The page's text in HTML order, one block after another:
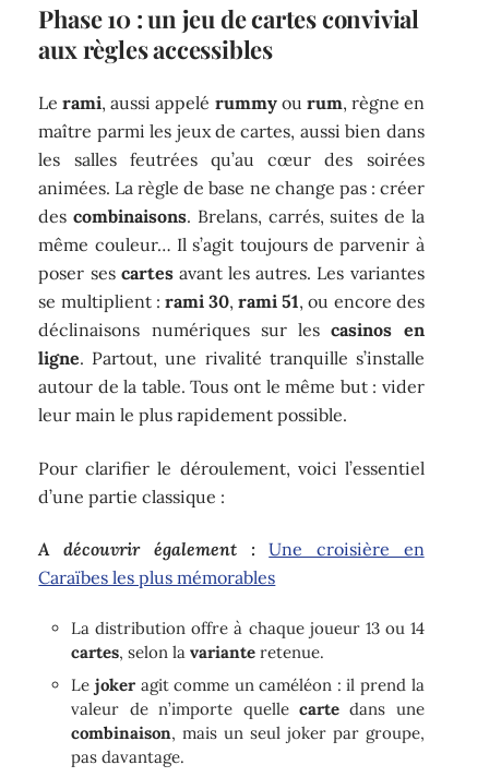
Phase 10 : un jeu de cartes convivial
aux règles accessibles
Lerami, aussi appelé rummyou rum, règne en
maître parmi les jeux de cartes, aussi bien dans
les salles feutrées qu’au cœur des soirées
animées. La règle de base ne change pas : créer
descombinaisons. Brelans, carrés, suites de la
même couleur… Il s’agit toujours de parvenir à
poser ses cartesavant les autres. Les variantes
se multiplient : rami 30,rami 51, ou encore des
déclinaisons numériques sur lescasinos en
ligne. Partout, une rivalité tranquille s’installe
autour de la table. Tous ont le même but : vider
leur main le plus rapidement possible.
Pour clarifier le déroulement, voici l’essentiel
d’une partie classique :
A découvrir également :
Une croisière en
Caraïbes les plus mémorables
La distribution offre à chaque joueur 13 ou 14
cartes, selon lavariante retenue.
Le jokeragit comme un caméléon : il prend la
valeur de n’importe quelle cartedans une
combinaison, mais un seul joker par groupe,
pas davantage.